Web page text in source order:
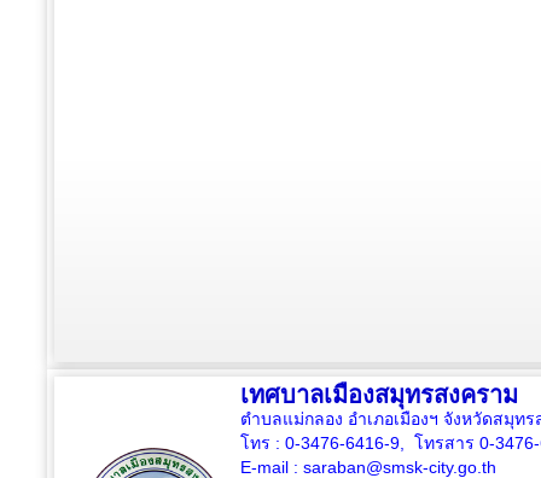
เทศบาลเมืองสมุทรสงคราม
ตำบลแม่กลอง อำเภอเมืองฯ จังหวัดสมุท
โทร : 0-3476-6416-9, โทรสาร 0-
E-mail : saraban@smsk-city.go.th